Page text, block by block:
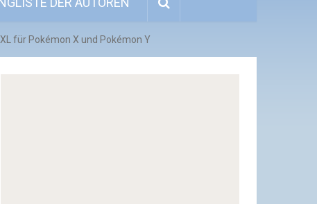
für Pokémon X und Pokémon Y